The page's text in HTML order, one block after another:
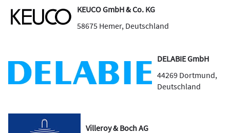
KEUCO GmbH & Co. KG
58675 Hemer, Deutschland
DELABIE GmbH
44269 Dortmund,
Deutschland
Villeroy & Boch AG